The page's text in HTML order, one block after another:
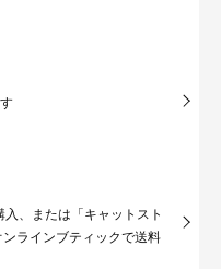
、または「キャットスト
ラインブティックで送料